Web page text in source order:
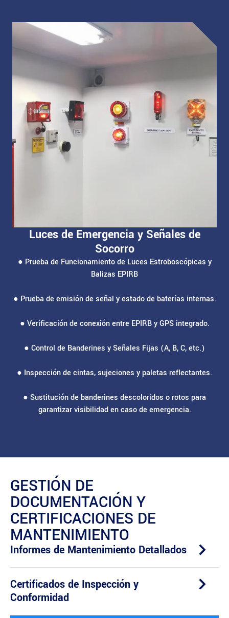
Luces de Emergencia y Señales de
Socorro
● Prueba de Funcionamiento de Luces Estroboscópicas y
Balizas EPIRB
● Prueba de emisión de señal y estado de baterías internas.
● Verificación de conexión entre EPIRB y GPS integrado.
● Control de Banderines y Señales Fijas (A, B, C, etc.)
● Inspección de cintas, sujeciones y paletas reflectantes.
● Sustitución de banderines descoloridos o rotos para
garantizar visibilidad en caso de emergencia.
GESTIÓN DE
DOCUMENTACIÓN Y
CERTIFICACIONES DE
MANTENIMIENTO
Informes de Mantenimiento Detallados
Certificados de Inspección y
Conformidad